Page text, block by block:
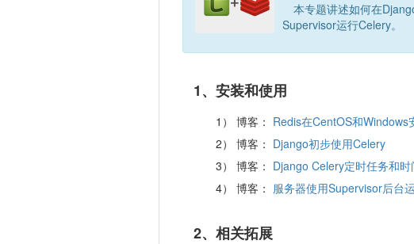
本专题讲述如何在
Supervisor运行Celery。
1、安装和使用
博客： Redis在CentOS和Windows
博客： Django初步使用Celery
博客： Django Celery定时任务和时
博客： 服务器使用Supervisor后台
2、相关拓展